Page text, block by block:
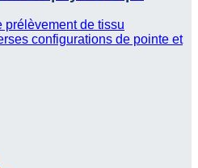
de tissu
configurations de pointe et